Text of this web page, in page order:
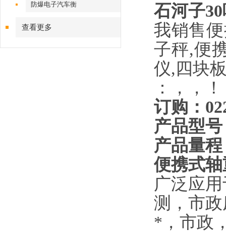
防爆电子汽车衡
查看更多
石河子
我销售
子秤,便
仪,四块
：，，！
订购：
产品型
产品量
便携式
广泛应
测，市
*，市政